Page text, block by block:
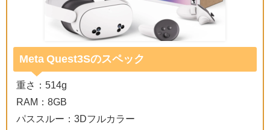
Meta Quest3Sのスペック
重さ：514g
RAM：8GB
パススルー：3Dフルカラー